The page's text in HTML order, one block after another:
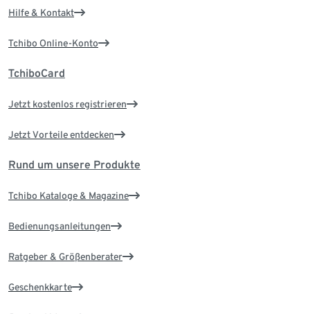
Hilfe & Kontakt
Tchibo Online-Konto
TchiboCard
Jetzt kostenlos registrieren
Jetzt Vorteile entdecken
Rund um unsere Produkte
Tchibo Kataloge & Magazine
Bedienungsanleitungen
Ratgeber & Größenberater
Geschenkkarte